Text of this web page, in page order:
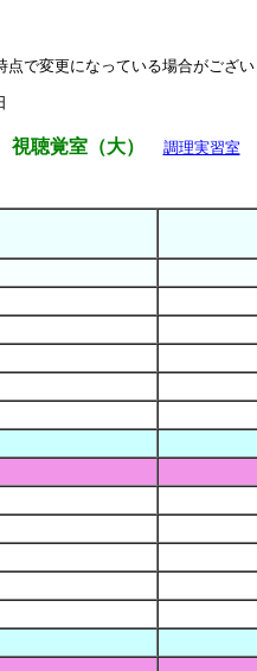
で変更になっている場合がござい
視聴覚室（大） 調理実習室